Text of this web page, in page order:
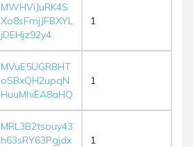
MWHViJuRK4S
Xo8sFmjJFBXYL
jDEHjz92y4
1
MVuE5UGRBHT
oSBxQH2upqN
HuuMhiEA8aHQ
1
MRL3B2tsouy43
h63sRY63Pgjdx
1